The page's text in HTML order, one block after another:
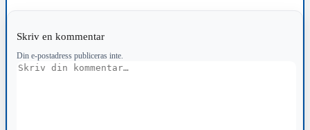
Skriv en kommentar
Din e-postadress publiceras inte.
Kommentar